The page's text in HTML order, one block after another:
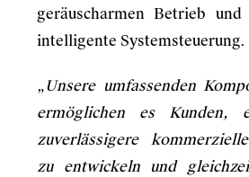
geräuscharmen Betrieb
intelligente Systemsteuerung.
„Unsere umfassenden
ermöglichen es Kunden,
zuverlässigere
zu entwickeln und